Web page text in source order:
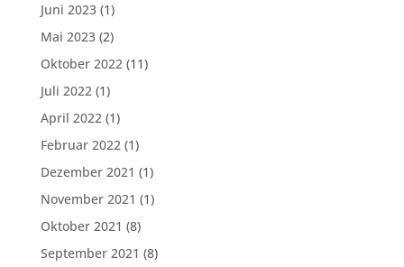
Juni 2023(1)
Mai 2023(2)
Oktober 2022(11)
Juli 2022(1)
April 2022(1)
Februar 2022(1)
Dezember 2021 (1)
November 2021 (1)
Oktober 2021 (8)
September 2021 (8)